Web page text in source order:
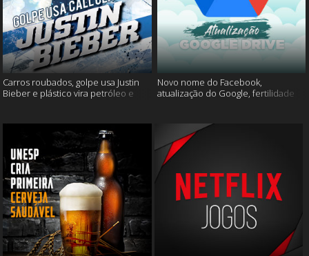
Carros roubados, golpe usa Justin
Bieber e plástico vira petróleo e
Novo nome do Facebook,
atualização do Google, fertilidade